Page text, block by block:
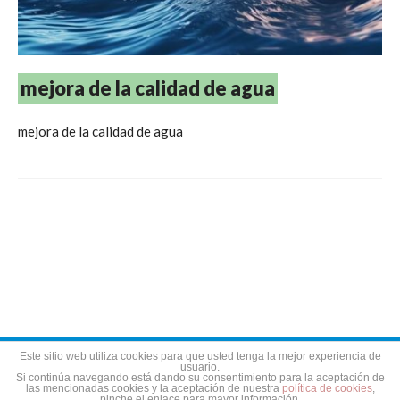
mejora de la calidad de agua
mejora de la calidad de agua
Aviso legal Política de privacidad Política de cookies
Este sitio web utiliza cookies para que usted tenga la mejor experiencia de
usuario.
Si continúa navegando está dando su consentimiento para la aceptación de
las mencionadas cookies y la aceptación de nuestra política de cookies,